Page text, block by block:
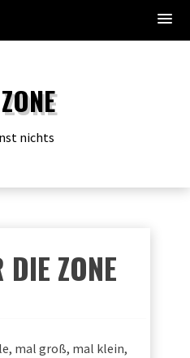
nichts
DIE ZONE
mal groß, mal klein,